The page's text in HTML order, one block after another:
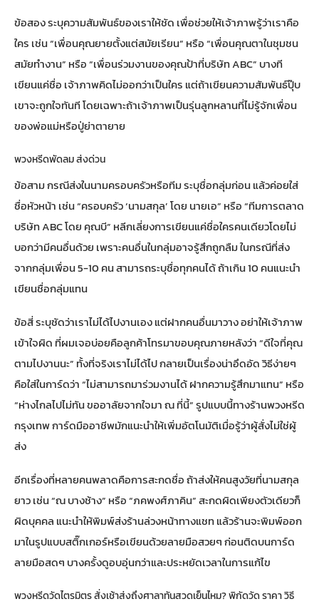
ข้อสอง ระบุความสัมพันธ์ของเราให้ชัด เพื่อช่วยให้เจ้าภาพรู้ว่าเราคือ
ใคร เช่น “เพื่อนคุณยายตั้งแต่สมัยเรียน” หรือ “เพื่อนคุณตาในชุมชน
สมัยทำงาน” หรือ “เพื่อนร่วมงานของคุณป้าที่บริษัท ABC” บางที
เขียนแค่ชื่อ เจ้าภาพคิดไม่ออกว่าเป็นใคร แต่ถ้าเขียนความสัมพันธ์ปุ๊บ
เขาจะถูกใจทันที โดยเฉพาะถ้าเจ้าภาพเป็นรุ่นลูกหลานที่ไม่รู้จักเพื่อน
ของพ่อแม่หรือปู่ย่าตายาย
พวงหรีดพัดลม ส่งด่วน
ข้อสาม กรณีส่งในนามครอบครัวหรือทีม ระบุชื่อกลุ่มก่อน แล้วค่อยใส่
ชื่อหัวหน้า เช่น “ครอบครัว ‘นามสกุล’ โดย นายเอ” หรือ “ทีมการตลาด
บริษัท ABC โดย คุณบี” หลีกเลี่ยงการเขียนแค่ชื่อใครคนเดียวโดยไม่
บอกว่ามีคนอื่นด้วย เพราะคนอื่นในกลุ่มอาจรู้สึกถูกลืม ในกรณีที่ส่ง
จากกลุ่มเพื่อน 5-10 คน สามารถระบุชื่อทุกคนได้ ถ้าเกิน 10 คนแนะนำ
เขียนชื่อกลุ่มแทน
ข้อสี่ ระบุชัดว่าเราไม่ได้ไปงานเอง แต่ฝากคนอื่นมาวาง อย่าให้เจ้าภาพ
เข้าใจผิด ที่ผมเจอบ่อยคือลูกค้าโทรมาขอบคุณภายหลังว่า “ดีใจที่คุณ
ตามไปงานนะ” ทั้งที่จริงเราไม่ได้ไป กลายเป็นเรื่องน่าอึดอัด วิธีง่ายๆ
คือใส่ในการ์ดว่า “ไม่สามารถมาร่วมงานได้ ฝากความรู้สึกมาแทน” หรือ
“ห่างไกลไปไม่ทัน ขออาลัยจากใจมา ณ ที่นี้” รูปแบบนี้ทางร้านพวงหรีด
กรุงเทพ การ์ดมืออาชีพมักแนะนำให้เพิ่มอัตโนมัติเมื่อรู้ว่าผู้สั่งไม่ใช่ผู้
ส่ง
อีกเรื่องที่หลายคนพลาดคือการสะกดชื่อ ถ้าส่งให้คนสูงวัยที่นามสกุล
ยาว เช่น “ณ บางช้าง” หรือ “ภคพงศ์ภาคิน” สะกดผิดเพียงตัวเดียวก็
ผิดบุคคล แนะนำให้พิมพ์ส่งร้านล่วงหน้าทางแชท แล้วร้านจะพิมพ์ออก
มาในรูปแบบสติ๊กเกอร์หรือเขียนด้วยลายมือสวยๆ ก่อนติดบนการ์ด
ลายมือสดๆ บางครั้งดูอบอุ่นกว่าและประหยัดเวลาในการแก้ไข
พวงหรีดวัดไตรมิตร สั่งเช้าส่งถึงศาลาทันสวดเย็นไหม? พิกัดวัด ราคา วิธี